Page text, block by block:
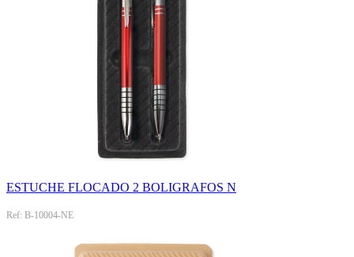
ESTUCHE FLOCADO 2 BOLIGRAFOS N
Ref: B-10004-NE